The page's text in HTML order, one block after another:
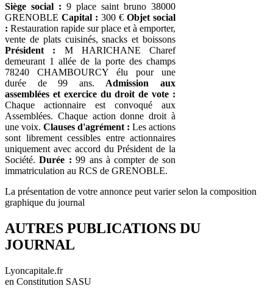
Siège social : 9 place saint bruno 38000
GRENOBLE Capital : 300 € Objet social
: Restauration rapide sur place et à emporter,
vente de plats cuisinés, snacks et boissons
Président : M HARICHANE Charef
demeurant 1 allée de la porte des champs
78240 CHAMBOURCY élu pour une
durée de 99 ans. Admission aux
assemblées et exercice du droit de vote :
Chaque actionnaire est convoqué aux
Assemblées. Chaque action donne droit à
une voix. Clauses d'agrément : Les actions
sont librement cessibles entre actionnaires
uniquement avec accord du Président de la
Société.Durée : 99 ans à compter de son
immatriculation au RCS de GRENOBLE.
La présentation de votre annonce peut varier selon la composition
graphique du journal
AUTRES PUBLICATIONS DU
JOURNAL
Lyoncapitale.fr
en Constitution SASU